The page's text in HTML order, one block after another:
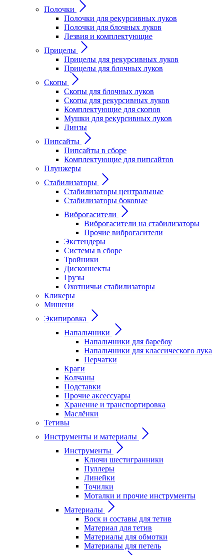
Полочки
Полочки для рекурсивных луков
Полочки для блочных луков
Лезвия и комплектующие
Прицелы
Прицелы для рекурсивных луков
Прицелы для блочных луков
Скопы
Скопы для блочных луков
Скопы для рекурсивных луков
Комплектующие для скопов
Мушки для рекурсивных луков
Линзы
Пипсайты
Пипсайты в сборе
Комплектующие для пипсайтов
Плунжеры
Стабилизаторы
Стабилизаторы центральные
Стабилизаторы боковые
Виброгасители
Виброгасители на стабилизаторы
Прочие виброгасители
Экстендеры
Системы в сборе
Тройники
Дисконнекты
Грузы
Охотничьи стабилизаторы
Кликеры
Мишени
Экипировка
Напальчники
Напальчники для баребоу
Напальчники для классического лука
Перчатки
Краги
Колчаны
Подставки
Прочие аксессуары
Хранение и транспортировка
Маслёнки
Тетивы
Инструменты и материалы
Инструменты
Ключи шестигранники
Пуллеры
Линейки
Точилки
Моталки и прочие инструменты
Материалы
Воск и составы для тетив
Материал для тетив
Материалы для обмотки
Материалы для петель